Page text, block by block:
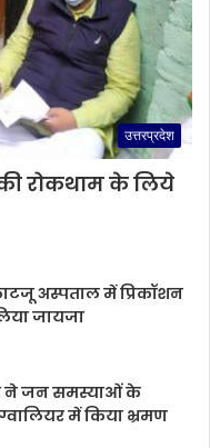
उत्तरप्रदेश
की रोकथाम के लिये
अस्पताल में प्रिकॉशन
जायजा
ने जन समस्याओं के
में किया भ्रमण